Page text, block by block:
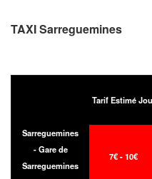
TAXI Sarreguemines
Tarif Estimé
Sarreguemines
- Gare de
Sarreguemines
7€ - 10€